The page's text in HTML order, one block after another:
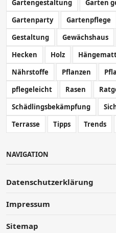
Gartengestaltung Garten
Gartenparty
Gartenpflege
Gestaltung
Gewächshaus
Hecken
Holz
Nährstoffe
Pflanzen
pflegeleicht
Rasen
Schädlingsbekämpfung
Terrasse
Tipps Trends
NAVIGATION
Datenschutzerklärung
Impressum
Sitemap